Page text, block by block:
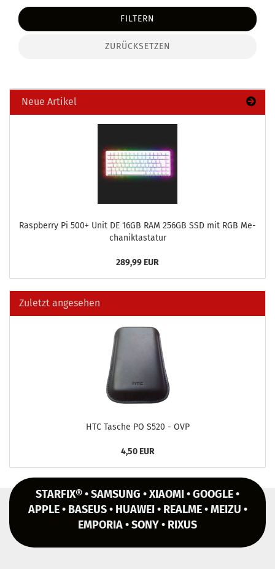
FILTERN
ZURÜCKSETZEN
Neue Artikel
Raspber­ry Pi 500+ Unit DE 16GB RAM 256GB SSD mit RGB Me­
cha­nik­tas­ta­tur
289,99 EUR
Zuletzt angesehen
HTC Ta­sche PO S520 - OVP
4,50 EUR
STARFIX® • SAMSUNG • XIAOMI • GOOGLE •
APPLE • BASEUS • HUAWEI • REALME • MEIZU •
EMPORIA • SONY • RIXUS